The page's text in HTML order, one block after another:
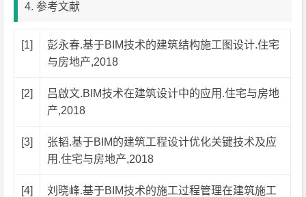
4. 参考文献
[1]
彭永春.基于BIM技术的建筑结构施工图设计.住宅
与房地产,2018
[2]
吕啟文.BIM技术在建筑设计中的应用.住宅与房地
产,2018
[3]
张韬.基于BIM的建筑工程设计优化关键技术及应
用.住宅与房地产,2018
[4]
刘晓峰.基于BIM技术的施工过程管理在建筑施工